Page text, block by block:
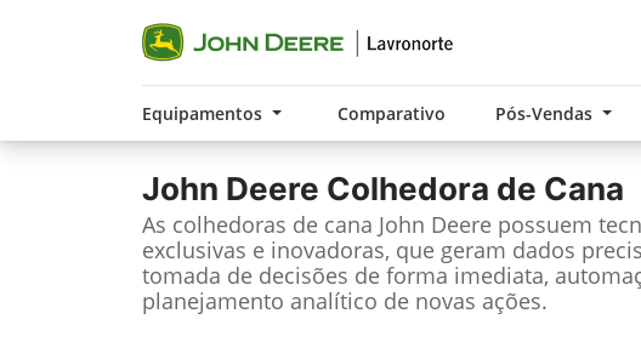
Equipamentos Comparativo Pós-Vendas
John Deere Colhedora de Cana
As colhedoras de cana John Deere possuem
exclusivas e inovadoras, que geram dados
tomada de decisões de forma imediata,
planejamento analítico de novas ações.